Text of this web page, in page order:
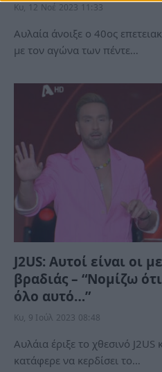
Κυ, 12 Νοέ 2023 11:33
Αυλαία άνοιξε ο 40ος
με τον αγώνα των πέντε…
J2US: Αυτοί είναι οι
βραδιάς – “Νομίζω
όλο αυτό…”
Κυ, 9 Ιούλ 2023 08:48
Αυλάια έριξε το χθεσινό J2US
κατάφερε να κερδίσει το…